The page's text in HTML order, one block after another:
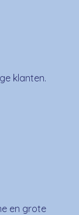
klanten.
en grote